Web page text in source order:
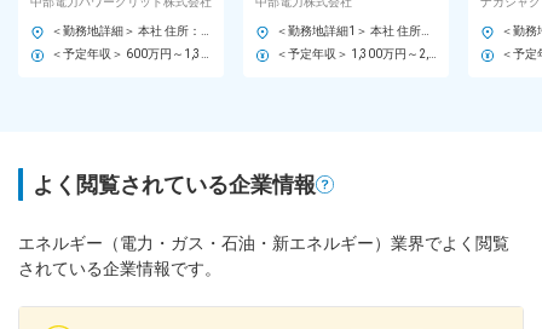
宅可◆残業20H
ト有◆東証プライム上場
IT・ア
よく閲覧されている企業情報
エネルギー（電力・ガス・石油・新エネルギー）業界でよく閲覧
されている企業情報です。